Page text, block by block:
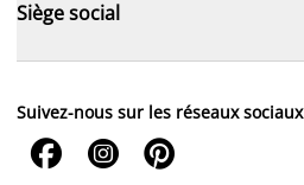
Siège social
Suivez-nous sur les réseaux sociaux
  